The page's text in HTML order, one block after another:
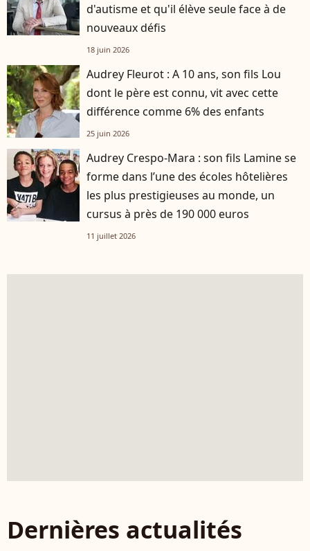
d'autisme et qu'il élève seule face à de
nouveaux défis
18 juin 2026
Audrey Fleurot : A 10 ans, son fils Lou
dont le père est connu, vit avec cette
différence comme 6% des enfants
25 juin 2026
Audrey Crespo-Mara : son fils Lamine se
forme dans l’une des écoles hôtelières
les plus prestigieuses au monde, un
cursus à près de 190 000 euros
11 juillet 2026
Dernières actualités